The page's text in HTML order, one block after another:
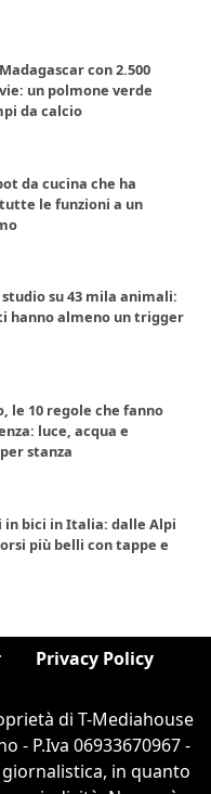
con 2.500
un polmone verde
da calcio
da cucina che ha
le funzioni a un
su 43 mila animali:
hanno almeno un trigger
le 10 regole che fanno
luce, acqua e
stanza
bici in Italia: dalle Alpi
più belli con tappe e
Privacy Policy
di T-Mediahouse
- P.Iva 06933670967 -
in quanto